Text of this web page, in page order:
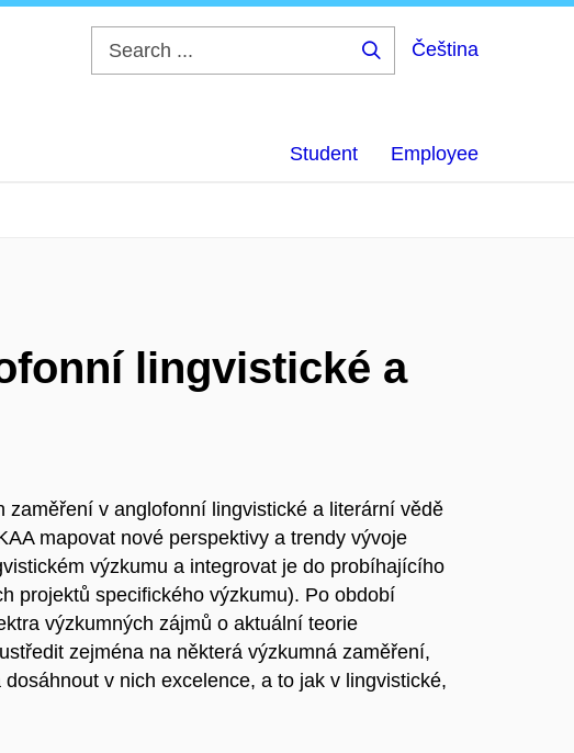
Čeština
Student Employee
lingvistické a
zaměření v anglofonní lingvistické a literární vědě
mapovat nové perspektivy a trendy vývoje
výzkumu a integrovat je do probíhajícího
projektů specifického výzkumu). Po období
výzkumných zájmů o aktuální teorie
zejména na některá výzkumná zaměření,
v nich excelence, a to jak v lingvistické,